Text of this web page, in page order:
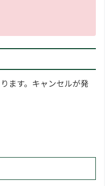
ます。キャンセルが発